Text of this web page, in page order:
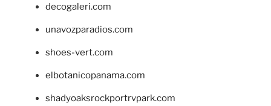
decogaleri.com
unavozparadios.com
shoes-vert.com
elbotanicopanama.com
shadyoaksrockportrvpark.com